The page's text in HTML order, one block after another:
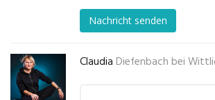
Nachricht senden
Claudia Diefenbach bei